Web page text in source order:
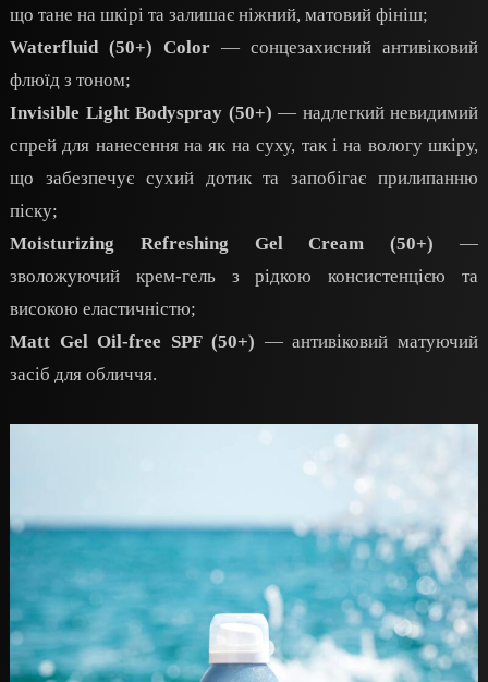
що тане на шкірі та залишає ніжний, матовий фініш;
Waterfluid (50+) Color — сонцезахисний антивіковий
флюїд з тоном;
Invisible Light Bodyspray (50+) — надлегкий невидимий
спрей для нанесення на як на суху, так і на вологу шкіру,
що забезпечує сухий дотик та запобігає прилипанню
піску;
Moisturizing Refreshing Gel Cream (50+) —
зволожуючий крем-гель з рідкою консистенцією та
високою еластичністю;
Matt Gel Oil-free SPF (50+) — антивіковий матуючий
засіб для обличчя.